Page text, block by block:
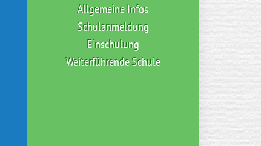
Allgemeine Infos
Schulanmeldung
Einschulung
Weiterführende Schule